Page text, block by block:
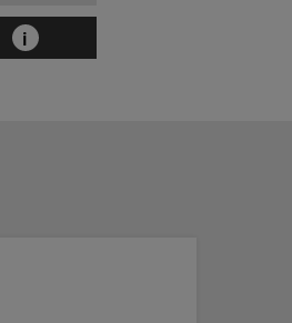
i